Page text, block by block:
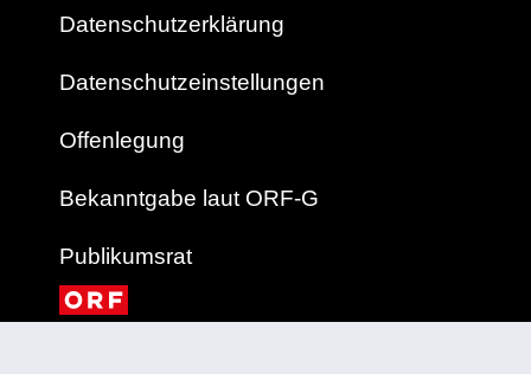
Datenschutzerklärung
Datenschutzeinstellungen
Offenlegung
Bekanntgabe laut ORF-G
Publikumsrat